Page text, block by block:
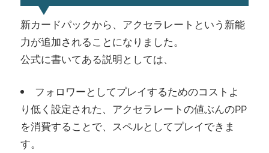
新カードパックから、アクセラレートという新能
力が追加されることになりました。
公式に書いてある説明としては、
フォロワーとしてプレイするためのコストよ
り低く設定された、アクセラレートの値ぶんのPP
を消費することで、スペルとしてプレイできま
す。